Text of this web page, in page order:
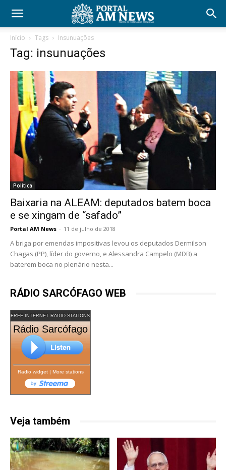
Início Tags Insunuações
Tag: insunuações
Política
Baixaria na ALEAM: deputados batem boca
e se xingam de “safado”
Portal AM News - 11 de julho de 2018
A briga por emendas impositivas levou os deputados Dermilson
Chagas (PP), líder do governo, e Alessandra Campelo (MDB) a
baterem boca no plenário nesta...
RÁDIO SARCÓFAGO WEB
FREE INTERNET RADIO STATIONS
Rádio Sarcófago
Radio widget| More stations
Veja também